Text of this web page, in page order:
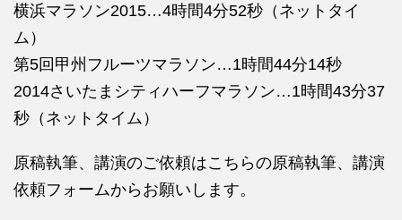
横浜マラソン2015…4時間4分52秒（ネットタイ
ム）
第5回甲州フルーツマラソン…1時間44分14秒
2014さいたまシティハーフマラソン…1時間43分37
秒（ネットタイム）
原稿執筆、講演のご依頼はこちらの原稿執筆、講演
依頼フォームからお願いします。